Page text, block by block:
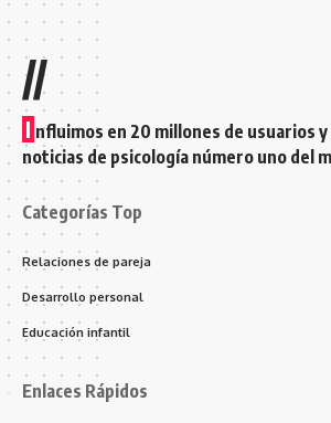
//
I nfluimos en 20 millones de usuarios
noticias de psicología número uno del
Categorías Top
Relaciones de pareja
Desarrollo personal
Educación infantil
Enlaces Rápidos